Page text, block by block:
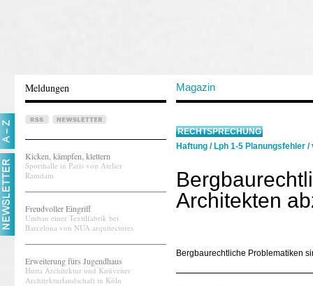
Meldungen Magazin
Kicken, kämpfen, klettern
Sporthalle in Paris von Atelier
Ramdam
Freudvoller Eingriff
Umbau einer Textilfabrik bei
Barcelona von NUA arquitectures
Erweiterung fürs Jugendhaus
Hutta Architektur und Knüvener
Architekturlandschaft in Köln
RECHTSPRECHUNG
Haftung / Lph 1-5 Planungsfehler /
Architekten
Bergbaurechtliche Problematiken